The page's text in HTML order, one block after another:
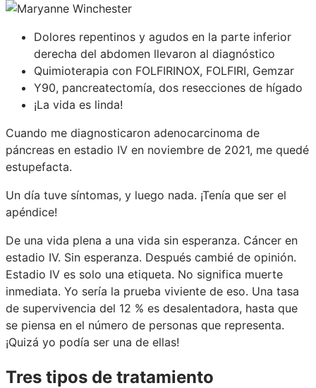
Dolores repentinos y agudos en la parte inferior
derecha del abdomen llevaron al diagnóstico
Quimioterapia con FOLFIRINOX, FOLFIRI, Gemzar
Y90, pancreatectomía, dos resecciones de hígado
¡La vida es linda!
Cuando me diagnosticaron adenocarcinoma de
páncreas en estadio IV en noviembre de 2021, me quedé
estupefacta.
Un día tuve síntomas, y luego nada. ¡Tenía que ser el
apéndice!
De una vida plena a una vida sin esperanza. Cáncer en
estadio IV. Sin esperanza. Después cambié de opinión.
Estadio IV es solo una etiqueta. No significa muerte
inmediata. Yo sería la prueba viviente de eso. Una tasa
de supervivencia del 12 % es desalentadora, hasta que
se piensa en el número de personas que representa.
¡Quizá yo podía ser una de ellas!
Tres tipos de tratamiento